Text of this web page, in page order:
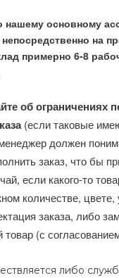
нашему основному
на
примерно 6-8
об ограничениях
(если таковые
должен
заказ, что бы
если какого-то
количестве, цвете,
заказа, либо
товар (с
либо